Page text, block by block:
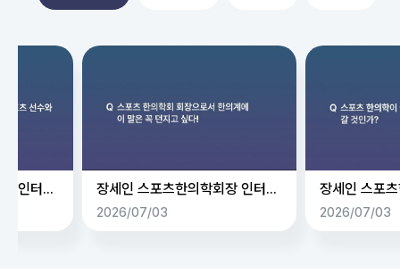
장세인 스포츠한의학회장 인터뷰(Q9.기억에 남는 스포츠 선수와 에피소드는?) 장세인 스포츠한의학회장 인터뷰(Q13.스포츠 한의학회 회장으로서 한의계에 이 말은 꼭 던지고 싶다!)
2026/07/03 2026/07/03